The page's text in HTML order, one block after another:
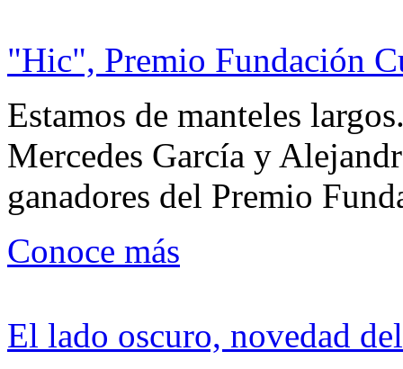
"Hic", Premio Fundación
Estamos de manteles
Mercedes García y
ganadores del Premio
Conoce más
El lado oscuro, novedad